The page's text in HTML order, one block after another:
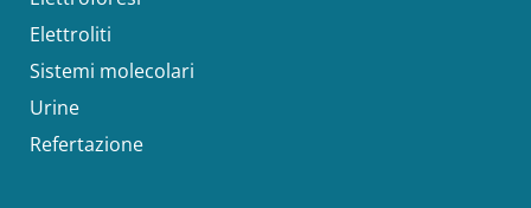
Elettroliti
Sistemi molecolari
Urine
Refertazione